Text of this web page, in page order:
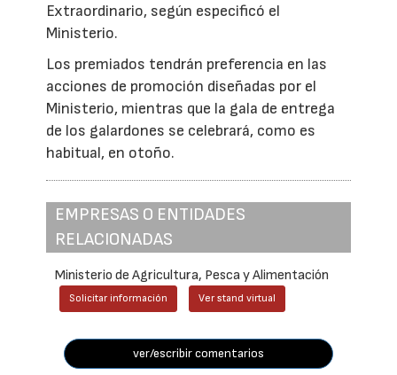
Extraordinario, según especificó el
Ministerio.
Los premiados tendrán preferencia en las
acciones de promoción diseñadas por el
Ministerio, mientras que la gala de entrega
de los galardones se celebrará, como es
habitual, en otoño.
EMPRESAS O ENTIDADES
RELACIONADAS
Ministerio de Agricultura, Pesca y Alimentación
Solicitar información Ver stand virtual
ver/escribir comentarios